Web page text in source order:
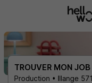
TROUVER MON JOB
Production • Illange